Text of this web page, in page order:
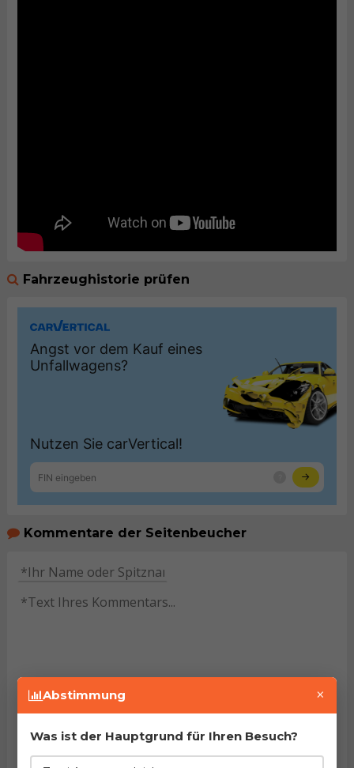
Fahrzeughistorie prüfen
Kommentare der Seitenbeucher
HINWEIS:Pflichtfelder sind mit dem Stern (
gekennzeichnet. Mit dem Versenden des Kommentars
gelesen und akzeptiert zu haben.
Abstimmung ×
Was ist der Hauptgrund für Ihren Besuch?